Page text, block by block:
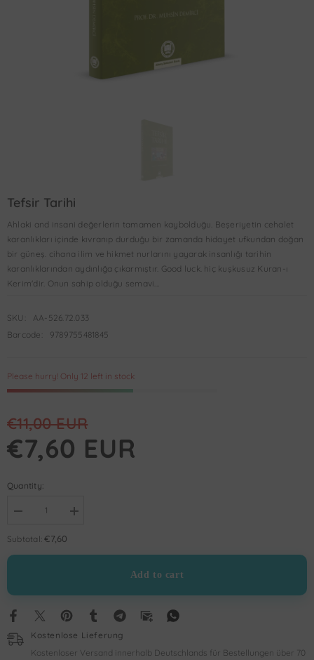
Tefsir Tarihi
Ahlaki and insani değerlerin tamamen kaybolduğu. Beşeriyetin cehalet
karanlıkları içinde kıvranıp durduğu bir zamanda hidayet ufkundan doğan
bir güneş. cihana ilim ve hikmet nurlarını yayarak insanlığı tarihin
karanlıklarından aydınlığa çıkarmıştır. Good luck. hiç kuşkusuz Kuran-ı
Kerim'dir. Onun sahip olduğu semavi...
SKU:
AA-526.72.033
Barcode:
9789755481845
Please hurry! Only 12 left in stock
€11,00 EUR
€7,60 EUR
Quantity:
Decrease
for
Tarihi
Increase
Tarihi
Subtotal:€7,60
Add to cart
Kostenlose Lieferung
Kostenloser Versand innerhalb Deutschlands für Bestellungen über 70